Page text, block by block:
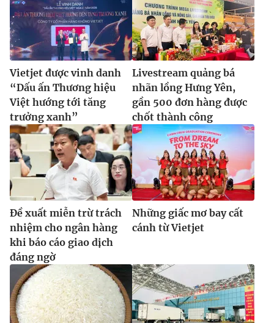
Vietjet được vinh danh
“Dấu ấn Thương hiệu
Việt hướng tới tăng
trưởng xanh”
Livestream quảng bá
nhãn lồng Hưng Yên,
gần 500 đơn hàng được
chốt thành công
Đề xuất miễn trừ trách
nhiệm cho ngân hàng
khi báo cáo giao dịch
đáng ngờ
Những giấc mơ bay cất
cánh từ Vietjet